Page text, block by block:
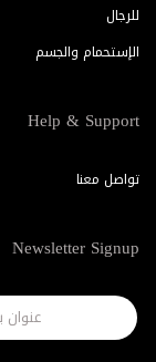
للرجال
الإستحمام والجسم
Help & Support
تواصل معنا
Newsletter Signup